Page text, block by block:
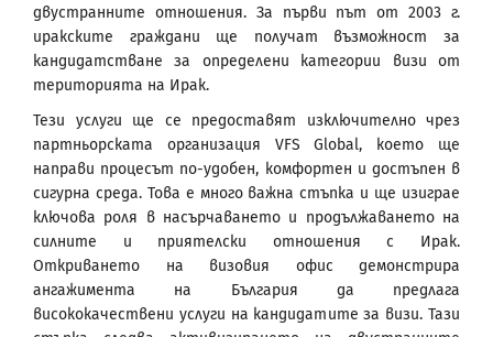
двустранните отношения. За първи път от 2003 г.
иракските граждани ще получат възможност за
кандидатстване за определени категории визи от
територията на Ирак.
Тези услуги ще се предоставят изключително чрез
партньорската организация VFS Global, което ще
направи процесът по-удобен, комфортен и достъпен в
сигурна среда. Това е много важна стъпка и ще изиграе
ключова роля в насърчаването и продължаването на
силните и приятелски отношения с Ирак.
Откриването на визовия офис демонстрира
ангажимента на България да предлага
висококачествени услуги на кандидатите за визи. Тази